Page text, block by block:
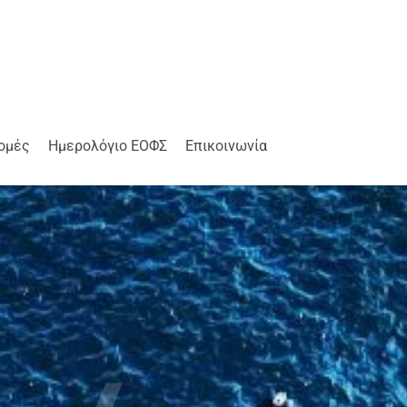
Ημερολόγιο ΕΟΦΣ Επικοινωνία